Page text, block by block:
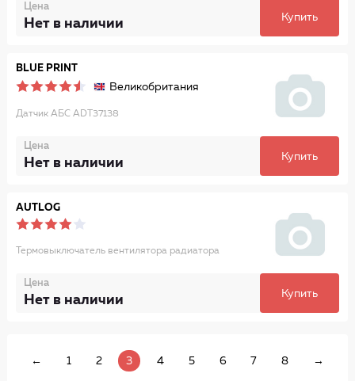
Цена
Нет в наличии Купить
BLUE PRINT
Великобритания
Датчик АБС ADT37138
Цена
Нет в наличии Купить
AUTLOG
Термовыключатель вентилятора радиатора
Цена
Нет в наличии Купить
← 1 2 3 4 5 6 7 8 →